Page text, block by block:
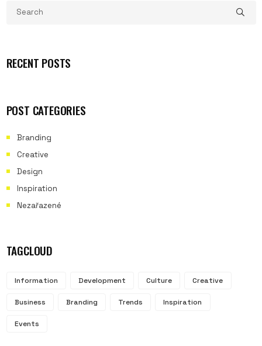
RECENT POSTS
POST CATEGORIES
Branding
Creative
Design
Inspiration
Nezařazené
TAGCLOUD
Information Development Culture Creative
Business Branding Trends Inspiration
Events